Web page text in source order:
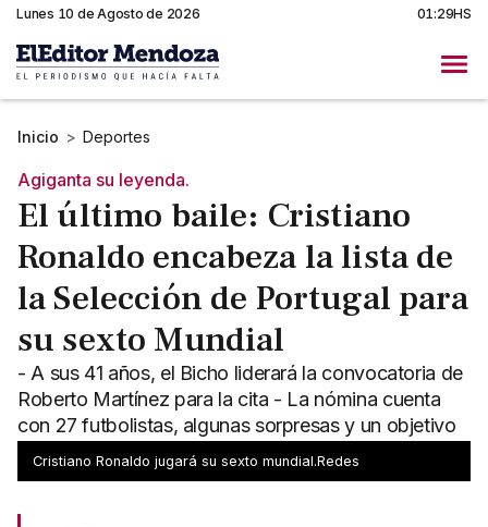
Lunes 10 de Agosto de 2026 01:29HS
Inicio > Deportes
Agiganta su leyenda.
El último baile: Cristiano
Ronaldo encabeza la lista de
la Selección de Portugal para
su sexto Mundial
- A sus 41 años, el Bicho liderará la convocatoria de
Roberto Martínez para la cita - La nómina cuenta
con 27 futbolistas, algunas sorpresas y un objetivo
claro
Cristiano Ronaldo jugará su sexto mundial.Redes